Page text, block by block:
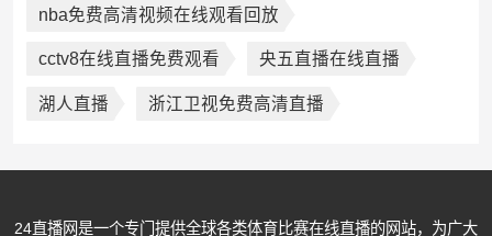
nba免费高清视频在线观看回放
cctv8在线直播免费观看 央五直播在线直播
湖人直播 浙江卫视免费高清直播
24直播网是一个专门提供全球各类体育比赛在线直播的网站，为广大